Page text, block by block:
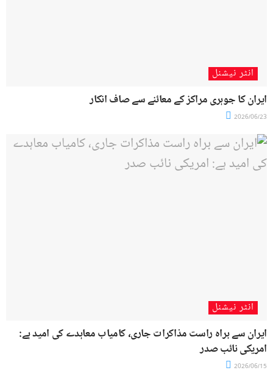
انٹر نیشنل
ایران کا جوہری مراکز کے معائنے سے صاف انکار
2026/06/23
انٹر نیشنل
ایران سے براہ راست مذاکرات جاری، کامیاب معاہدے کی امید ہے:
امریکی نائب صدر
2026/06/15